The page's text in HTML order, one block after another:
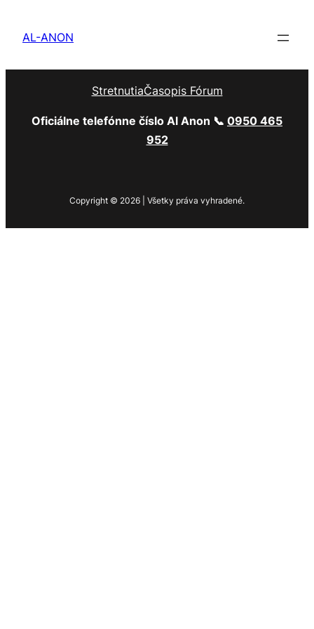
AL-ANON
StretnutiaČasopis Fórum
Oficiálne telefónne číslo Al Anon 📞 0950 465
952
Copyright © 2026 | Všetky práva vyhradené.